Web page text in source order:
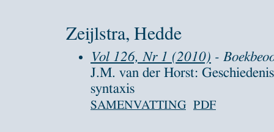
Zeijlstra, Hedde
Vol 126, Nr 1 (2010) -
J.M. van der Horst:
syntaxis
SAMENVATTING PDF